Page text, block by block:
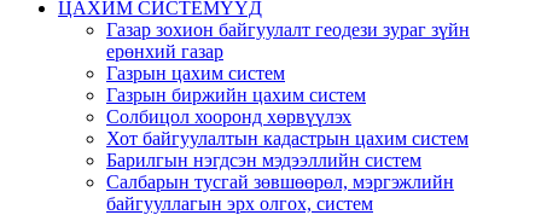
ЦАХИМ СИСТЕМҮҮД
Газар зохион байгуулалт геодези зураг зүйн
ерөнхий газар
Газрын цахим систем
Газрын биржийн цахим систем
Солбицол хооронд хөрвүүлэх
Хот байгуулалтын кадастрын цахим систем
Барилгын нэгдсэн мэдээллийн систем
Салбарын тусгай зөвшөөрөл, мэргэжлийн
байгууллагын эрх олгох, систем